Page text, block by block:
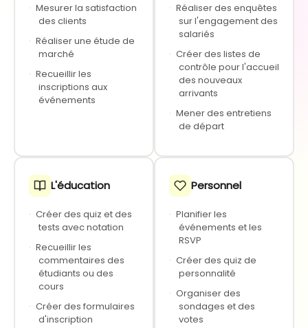
· Mesurer la satisfaction
des clients
· Réaliser une étude de
marché
· Recueillir les
inscriptions aux
événements
· Réaliser des enquêtes
sur l'engagement des
salariés
· Créer des listes de
contrôle pour l'accueil
des nouveaux
arrivants
· Mener des entretiens
de départ
L'éducation
· Créer des quiz et des
tests avec notation
· Recueillir les
commentaires des
étudiants ou des
cours
· Créer des formulaires
d'inscription
Personnel
· Planifier les
événements et les
RSVP
· Créer des quiz de
personnalité
· Organiser des
sondages et des
votes